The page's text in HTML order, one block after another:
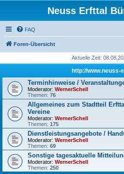
Neuss Erfttal
FAQ
Foren-Übersicht
Aktuelle Zeit:
http://www.neuss-
Terminhinweise /
Moderator: WernerSchell
Themen: 76
Allgemeines zum Stadtteil
Vereine
Moderator: WernerSchell
Themen: 175
Dienstleistungsangebote /
Moderator: WernerSchell
Themen: 69
Sonstige tagesaktuelle
Moderator: WernerSchell
Themen: 250